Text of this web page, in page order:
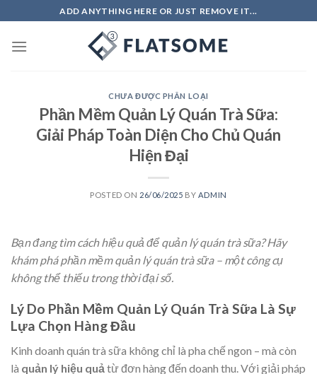
to
content
ADD ANYTHING HERE OR JUST REMOVE IT...
CHƯA ĐƯỢC PHÂN LOẠI
Phần Mềm Quản Lý Quán Trà Sữa:
Giải Pháp Toàn Diện Cho Chủ Quán
Hiện Đại
POSTED ON 26/06/2025 BY ADMIN
Bạn đang tìm cách hiệu quả để quản lý quán trà sữa? Hãy
khám phá phần mềm quản lý quán trà sữa – một công cụ
không thể thiếu trong thời đại số.
Lý Do Phần Mềm Quản Lý Quán Trà Sữa Là Sự
Lựa Chọn Hàng Đầu
Kinh doanh quán trà sữa không chỉ là pha chế ngon – mà còn
là quản lý hiệu quảtừ đơn hàng đến doanh thu. Với giải pháp